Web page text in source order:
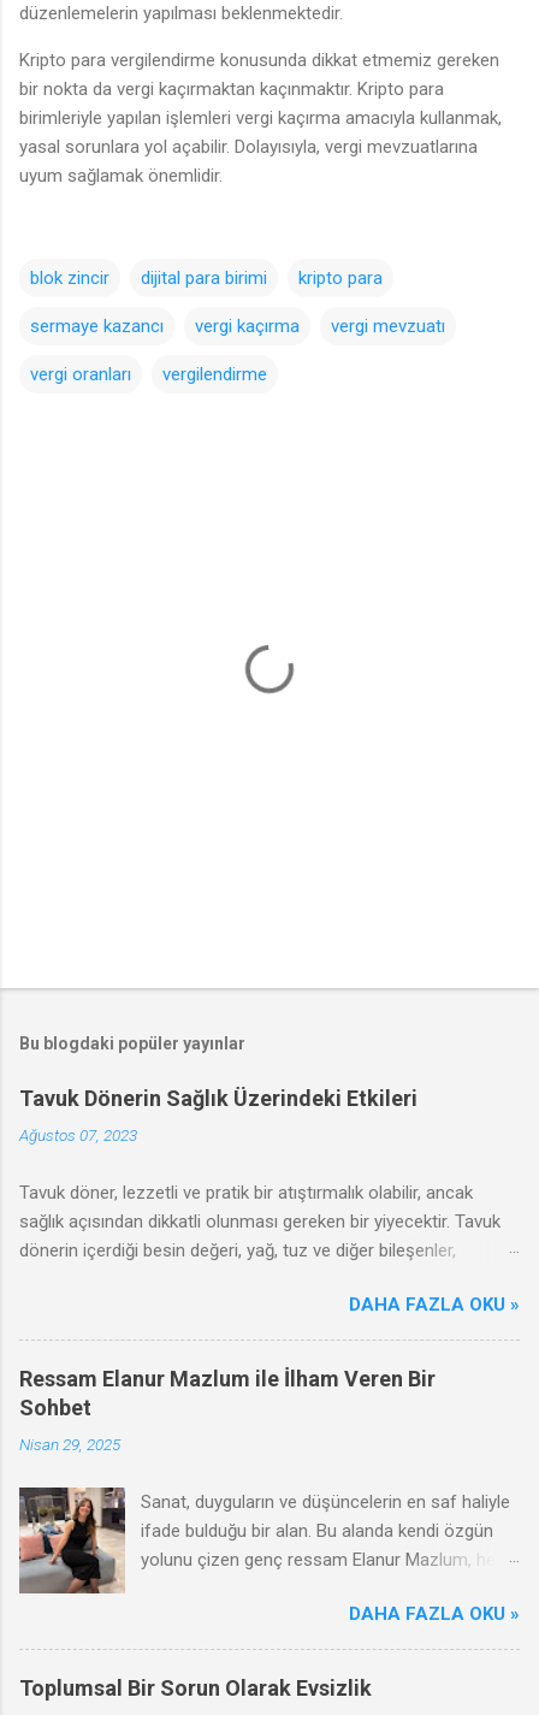
düzenlemelerin yapılması beklenmektedir.
Kripto para vergilendirme konusunda dikkat etmemiz gereken
bir nokta da vergi kaçırmaktan kaçınmaktır. Kripto para
birimleriyle yapılan işlemleri vergi kaçırma amacıyla kullanmak,
yasal sorunlara yol açabilir. Dolayısıyla, vergi mevzuatlarına
uyum sağlamak önemlidir.
blok zincir dijital para birimi kripto para
sermaye kazancı vergi kaçırma vergi mevzuatı
vergi oranları vergilendirme
Bu blogdaki popüler yayınlar
Tavuk Dönerin Sağlık Üzerindeki Etkileri
Ağustos 07, 2023
Tavuk döner, lezzetli ve pratik bir atıştırmalık olabilir, ancak
sağlık açısından dikkatli olunması gereken bir yiyecektir. Tavuk
dönerin içerdiği besin değeri, yağ, tuz ve diğer bileşenler,
makalede, tavuk dönerin olumsuz etkileri, zararları ve sağlıklı
tüketim ipuçları hakkında bilgi vereceğiz.
DAHA FAZLA OKU »
Ressam Elanur Mazlum ile İlham Veren Bir
Sohbet
Nisan 29, 2025
Sanat, duyguların ve düşüncelerin en saf haliyle
ifade bulduğu bir alan. Bu alanda kendi özgün
yolunu çizen genç ressam Elanur Mazlum, hem
çekiyor. Renklerin ve formların ardına sakladığı
dünyasında kadının gücünü, gençliğin arayışını
ve sanatın dönüştürücü etkisini ustalıkla
DAHA FAZLA OKU »
Toplumsal Bir Sorun Olarak Evsizlik